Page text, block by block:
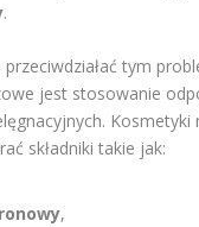
.
przeciwdziałać tym
jest stosowanie
Kosmetyki
składniki takie jak:
,